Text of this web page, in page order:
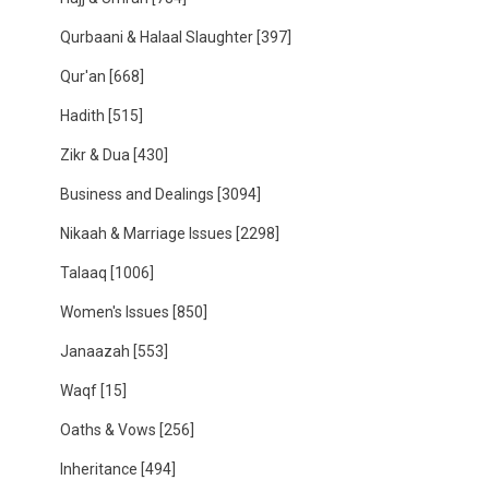
Qurbaani & Halaal Slaughter [397]
Qur'an [668]
Hadith [515]
Zikr & Dua [430]
Business and Dealings [3094]
Nikaah & Marriage Issues [2298]
Talaaq [1006]
Women's Issues [850]
Janaazah [553]
Waqf [15]
Oaths & Vows [256]
Inheritance [494]